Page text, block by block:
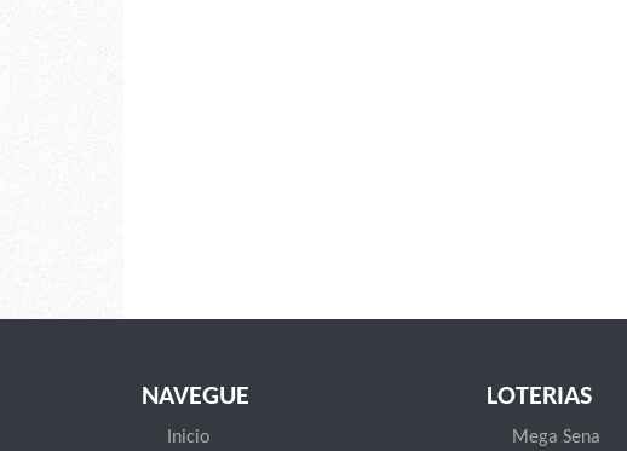
NAVEGUE
Inicio
LOTERIAS
Mega Sena